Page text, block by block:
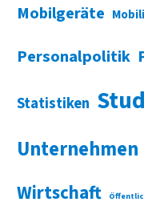
Mobilgeräte
Personalpolitik
Statistiken
Unternehmen
Wirtschaft